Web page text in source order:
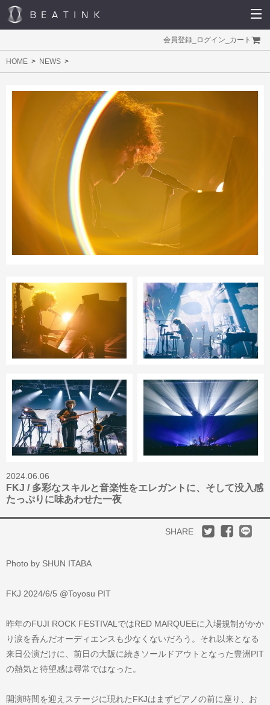
会員登録 ログイン カート
HOME NEWS
2024.06.06
FKJ / 多彩なスキルと音楽性をエレガントに、そして没入感
たっぷりに味あわせた一夜
SHARE
Photo by SHUN ITABA
FKJ 2024/6/5 @Toyosu PIT
昨年のFUJI ROCK FESTIVALではRED MARQUEEに入場規制がかか
り涙を呑んだオーディエンスも少なくないだろう。それ以来となる
来日公演だけに、前日の大阪に続きソールドアウトとなった豊洲PIT
の熱気と待望感は尋常ではなった。
開演時間を迎えステージに現れたFKJはまずピアノの前に座り、お